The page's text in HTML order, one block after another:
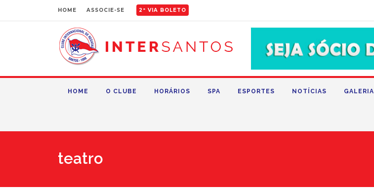
HOME ASSOCIE-SE 2ª VIA BOLETO
HOME O CLUBE HORÁRIOS SPA ESPORTES NOTÍCIAS GALERIA
teatro